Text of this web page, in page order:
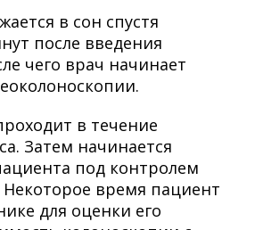
в сон спустя
после введения
чего врач начинает
.
в течение
Затем начинается
под контролем
Некоторое время пациент
для оценки его